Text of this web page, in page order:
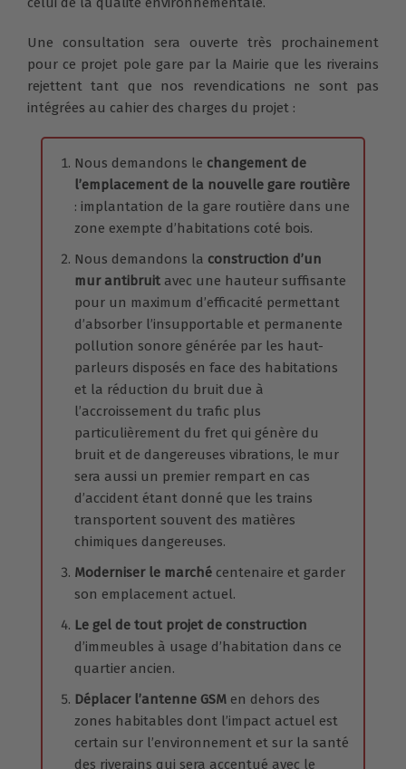
Une consultation sera ouverte très prochainement
pour ce projet pole gare par la Mairie que les riverains
rejettent tant que nos revendications ne sont pas
intégrées au cahier des charges du projet :
Nous demandons le changement de
l’emplacement de la nouvelle gare routière
: implantation de la gare routière dans une
zone exempte d’habitations coté bois.
Nous demandons la construction d’un
mur antibruit avec une hauteur suffisante
pour un maximum d’efficacité permettant
d’absorber l’insupportable et permanente
pollution sonore générée par les haut-
parleurs disposés en face des habitations
et la réduction du bruit due à
l’accroissement du trafic plus
particulièrement du fret qui génère du
bruit et de dangereuses vibrations, le mur
sera aussi un premier rempart en cas
d’accident étant donné que les trains
transportent souvent des matières
chimiques dangereuses.
Moderniser le marché centenaire et garder
son emplacement actuel.
Le gel de tout projet de construction
d’immeubles à usage d’habitation dans ce
quartier ancien.
Déplacer l’antenne GSM en dehors des
zones habitables dont l’impact actuel est
certain sur l’environnement et sur la santé
des riverains qui sera accentué avec le